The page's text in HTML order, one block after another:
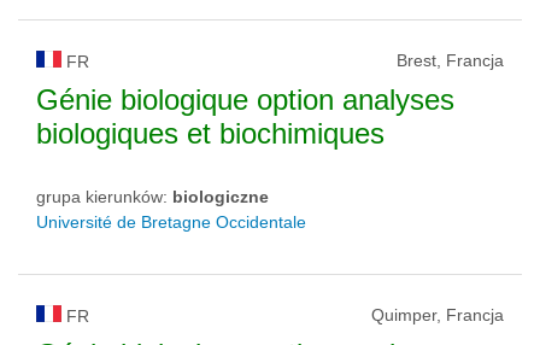
FR Brest, Francja
Génie biologique option analyses
biologiques et biochimiques
grupa kierunków: biologiczne
Université de Bretagne Occidentale
FR Quimper, Francja